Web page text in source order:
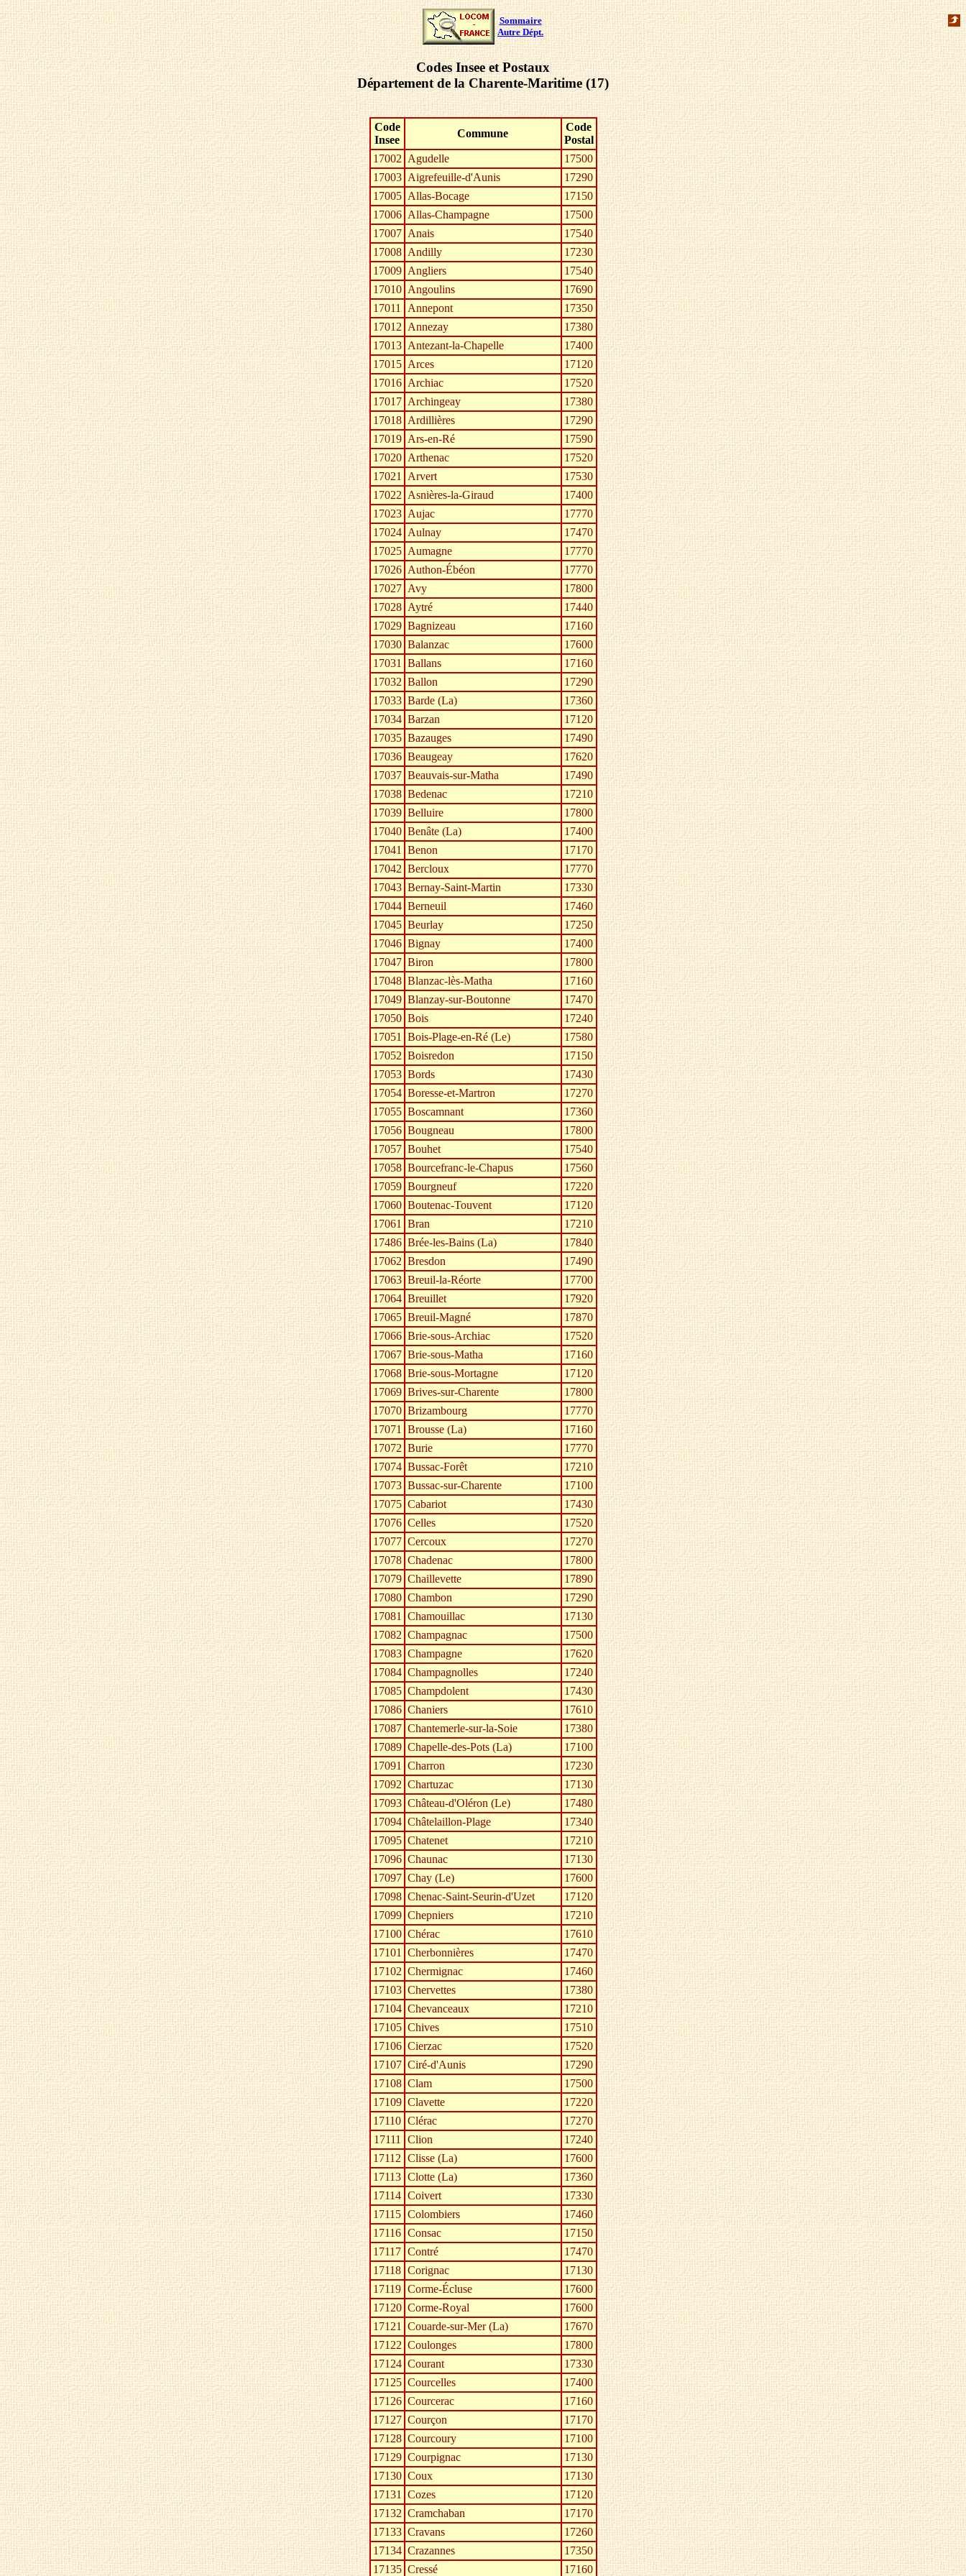
Sommaire
Autre Dépt.
Codes Insee et Postaux
Département de la Charente-Maritime (17)
Code
Insee
Commune
Code
Postal
17002 Agudelle
17500
17003 Aigrefeuille-d'Aunis
17290
17005 Allas-Bocage
17150
17006 Allas-Champagne
17500
17007 Anais
17540
17008 Andilly
17230
17009 Angliers
17540
17010 Angoulins
17690
17011 Annepont
17350
17012 Annezay
17380
17013 Antezant-la-Chapelle
17400
17015 Arces
17120
17016 Archiac
17520
17017 Archingeay
17380
17018 Ardillières
17290
17019 Ars-en-Ré
17590
17020 Arthenac
17520
17021 Arvert
17530
17022 Asnières-la-Giraud
17400
17023 Aujac
17770
17024 Aulnay
17470
17025 Aumagne
17770
17026 Authon-Ébéon
17770
17027 Avy
17800
17028 Aytré
17440
17029 Bagnizeau
17160
17030 Balanzac
17600
17031 Ballans
17160
17032 Ballon
17290
17033 Barde (La)
17360
17034 Barzan
17120
17035 Bazauges
17490
17036 Beaugeay
17620
17037 Beauvais-sur-Matha
17490
17038 Bedenac
17210
17039 Belluire
17800
17040 Benâte (La)
17400
17041 Benon
17170
17042 Bercloux
17770
17043 Bernay-Saint-Martin
17330
17044 Berneuil
17460
17045 Beurlay
17250
17046 Bignay
17400
17047 Biron
17800
17048 Blanzac-lès-Matha
17160
17049 Blanzay-sur-Boutonne
17470
17050 Bois
17240
17051 Bois-Plage-en-Ré (Le)
17580
17052 Boisredon
17150
17053 Bords
17430
17054 Boresse-et-Martron
17270
17055 Boscamnant
17360
17056 Bougneau
17800
17057 Bouhet
17540
17058 Bourcefranc-le-Chapus
17560
17059 Bourgneuf
17220
17060 Boutenac-Touvent
17120
17061 Bran
17210
17486 Brée-les-Bains (La)
17840
17062 Bresdon
17490
17063 Breuil-la-Réorte
17700
17064 Breuillet
17920
17065 Breuil-Magné
17870
17066 Brie-sous-Archiac
17520
17067 Brie-sous-Matha
17160
17068 Brie-sous-Mortagne
17120
17069 Brives-sur-Charente
17800
17070 Brizambourg
17770
17071 Brousse (La)
17160
17072 Burie
17770
17074 Bussac-Forêt
17210
17073 Bussac-sur-Charente
17100
17075 Cabariot
17430
17076 Celles
17520
17077 Cercoux
17270
17078 Chadenac
17800
17079 Chaillevette
17890
17080 Chambon
17290
17081 Chamouillac
17130
17082 Champagnac
17500
17083 Champagne
17620
17084 Champagnolles
17240
17085 Champdolent
17430
17086 Chaniers
17610
17087 Chantemerle-sur-la-Soie
17380
17089 Chapelle-des-Pots (La)
17100
17091 Charron
17230
17092 Chartuzac
17130
17093 Château-d'Oléron (Le)
17480
17094 Châtelaillon-Plage
17340
17095 Chatenet
17210
17096 Chaunac
17130
17097 Chay (Le)
17600
17098 Chenac-Saint-Seurin-d'Uzet
17120
17099 Chepniers
17210
17100 Chérac
17610
17101 Cherbonnières
17470
17102 Chermignac
17460
17103 Chervettes
17380
17104 Chevanceaux
17210
17105 Chives
17510
17106 Cierzac
17520
17107 Ciré-d'Aunis
17290
17108 Clam
17500
17109 Clavette
17220
17110 Clérac
17270
17111 Clion
17240
17112 Clisse (La)
17600
17113 Clotte (La)
17360
17114 Coivert
17330
17115 Colombiers
17460
17116 Consac
17150
17117 Contré
17470
17118 Corignac
17130
17119 Corme-Écluse
17600
17120 Corme-Royal
17600
17121 Couarde-sur-Mer (La)
17670
17122 Coulonges
17800
17124 Courant
17330
17125 Courcelles
17400
17126 Courcerac
17160
17127 Courçon
17170
17128 Courcoury
17100
17129 Courpignac
17130
17130 Coux
17130
17131 Cozes
17120
17132 Cramchaban
17170
17133 Cravans
17260
17134 Crazannes
17350
17135 Cressé 17160